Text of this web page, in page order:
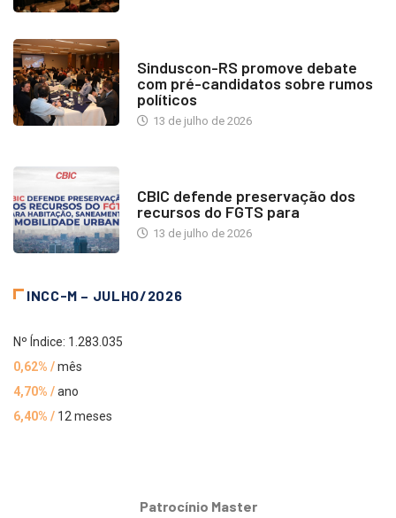
Sinduscon-RS promove debate
com pré-candidatos sobre rumos
políticos
13 de julho de 2026
CBIC defende preservação dos
recursos do FGTS para
13 de julho de 2026
INCC-M – JULHO/2026
Nº Índice: 1.283.035
0,62% /mês
4,70% /ano
6,40% / 12 meses
Patrocínio Master